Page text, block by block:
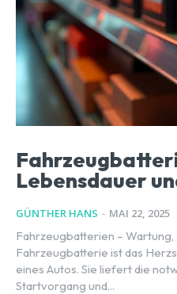
Lebensdauer
GÜNTHER HANS - MAI 22, 2025
Fahrzeugbatterien –
Fahrzeugbatterie ist das
eines Autos. Sie liefert die
Startvorgang und...